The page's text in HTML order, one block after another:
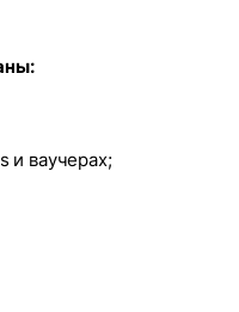
и ваучерах;